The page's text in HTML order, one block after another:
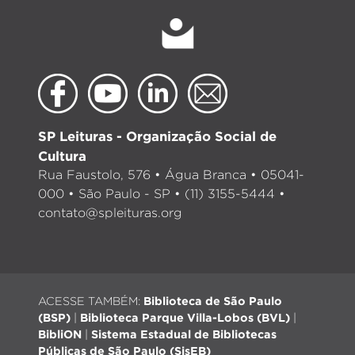
SP Leituras - Organização Social de
Cultura
Rua Faustolo, 576 • Água Branca • 05041-
000 • São Paulo - SP • (11) 3155-5444 •
contato@spleituras.org
ACESSE TAMBÉM: Biblioteca de São Paulo
(BSP)
Biblioteca Parque Villa-Lobos (BVL)
BibliON
Sistema Estadual de Bibliotecas
Públicas de São Paulo (SisEB)